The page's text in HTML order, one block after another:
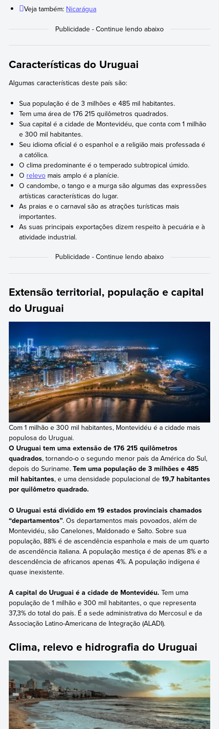
Veja também: Nicarágua
Características do Uruguai
Algumas características deste país são:
Sua população é de 3 milhões e 485 mil habitantes.
Tem uma área de 176 215 quilômetros quadrados.
Sua capital é a cidade de Montevidéu, que conta com 1 milhão
e 300 mil habitantes.
Seu idioma oficial é o espanhol e a religião mais professada é
a católica.
O clima predominante é o temperado subtropical úmido.
O relevo mais amplo é a planície.
O candombe, o tango e a murga são algumas das expressões
artísticas características do lugar.
As praias e o carnaval são as atrações turísticas mais
importantes.
As suas principais exportações dizem respeito à pecuária e à
atividade industrial.
Extensão territorial, população e capital
do Uruguai
Com 1 milhão e 300 mil habitantes, Montevidéu é a cidade mais
populosa do Uruguai.
O Uruguai tem uma extensão de 176 215 quilômetros
quadrados, tornando-o o segundo menor país da América do Sul,
depois do Suriname. Tem uma população de 3 milhões e 485
mil habitantes, e uma densidade populacional de 19,7 habitantes
por quilômetro quadrado.
O Uruguai está dividido em 19 estados provinciais chamados
“departamentos”. Os departamentos mais povoados, além de
Montevidéu, são Canelones, Maldonado e Salto. Sobre sua
população, 88% é de ascendência espanhola e mais de um quarto
de ascendência italiana. A população mestiça é de apenas 8% e a
descendência de africanos apenas 4%. A população indígena é
quase inexistente.
A capital do Uruguai é a cidade de Montevidéu. Tem uma
população de 1 milhão e 300 mil habitantes, o que representa
37,3% do total do país. É a sede administrativa do Mercosul e da
Associação Latino-Americana de Integração (ALADI).
Clima, relevo e hidrografia do Uruguai